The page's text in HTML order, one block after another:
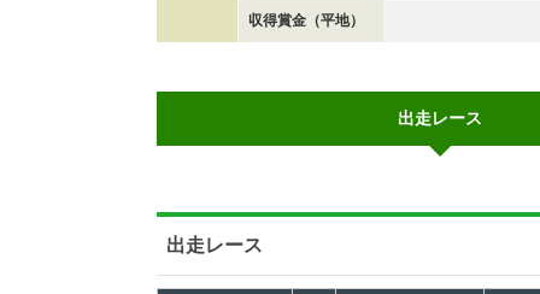
収得賞金（平地）
出走レース
出走レース